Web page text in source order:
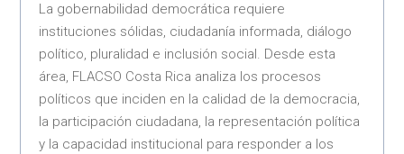
La gobernabilidad democrática requiere
instituciones sólidas, ciudadanía informada, diálogo
político, pluralidad e inclusión social. Desde esta
área, FLACSO Costa Rica analiza los procesos
políticos que inciden en la calidad de la democracia,
la participación ciudadana, la representación política
y la capacidad institucional para responder a los